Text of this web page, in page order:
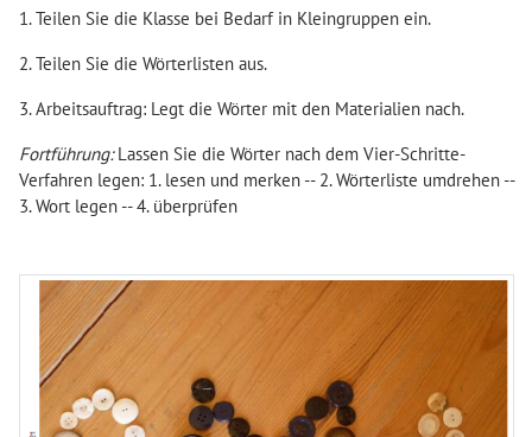
1. Teilen Sie die Klasse bei Bedarf in Kleingruppen ein.
2. Teilen Sie die Wörterlisten aus.
3. Arbeitsauftrag: Legt die Wörter mit den Materialien nach.
Fortführung:Lassen Sie die Wörter nach dem Vier-Schritte-
Verfahren legen: 1. lesen und merken -- 2. Wörterliste umdrehen --
3. Wort legen -- 4. überprüfen